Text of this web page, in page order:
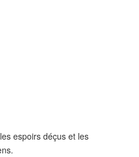
espoirs déçus et les